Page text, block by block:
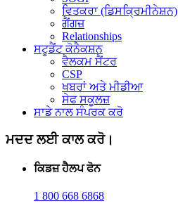
ਵਿਤਕਰਾ (ਡਿਸਕ੍ਰਿਮੀਨੇਸ਼ਨ)
ਗੈਂਗਜ਼
Relationships
ਸਟੂਡੈਂਟ ਕੋਨੈਕਸ਼ਨ
ਵੈਲਕਮ ਸੈਂਟਰ
CSP
ਖਬਰਾਂ ਅਤੇ ਮੀਡੀਆ
ਸੇਫ ਸਕੂਲਜ਼
ਸਾਡੇ ਨਾਲ ਸੰਪਰਕ ਕਰੋ
ਮਦਦ ਲਈ ਕਾਲ ਕਰੋ।
ਕਿਡਜ਼ ਹੈਲਪ ਫੋਨ
1 800 668 6868